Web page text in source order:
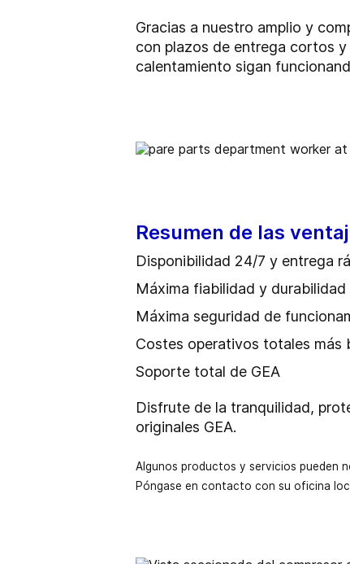
Gracias a nuestro amplio y
con plazos de entrega cortos
calentamiento sigan
Resumen de las
Disponibilidad 24/7 y entrega
Máxima fiabilidad y durabilidad
Máxima seguridad de
Costes operativos totales más
Soporte total de GEA
Disfrute de la tranquilidad,
originales GEA.
Algunos productos y servicios pueden
Póngase en contacto con su oficina